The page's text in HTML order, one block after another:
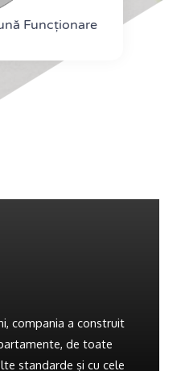
Funcționare
compania a construit
de toate
standarde și cu cele